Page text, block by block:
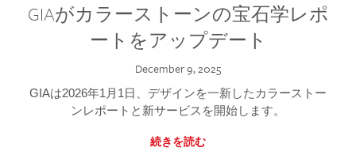
GIAがカラーストーンの宝石学レポ
ートをアップデート
December 9, 2025
GIAは2026年1月1日、デザインを一新したカラーストー
ンレポートと新サービスを開始します。
続きを読む